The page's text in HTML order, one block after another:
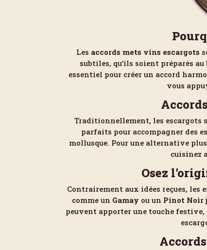
Les accords mets vins escargots
subtiles, qu’ils soient préparés
essentiel pour créer un accord
vous
Traditionnellement, les escargots
parfaits pour accompagner des
mollusque. Pour une alternative
cuisinez
Osez
Contrairement aux idées reçues, les
comme un Gamay ou un Pinot Noir
peuvent apporter une touche festive,